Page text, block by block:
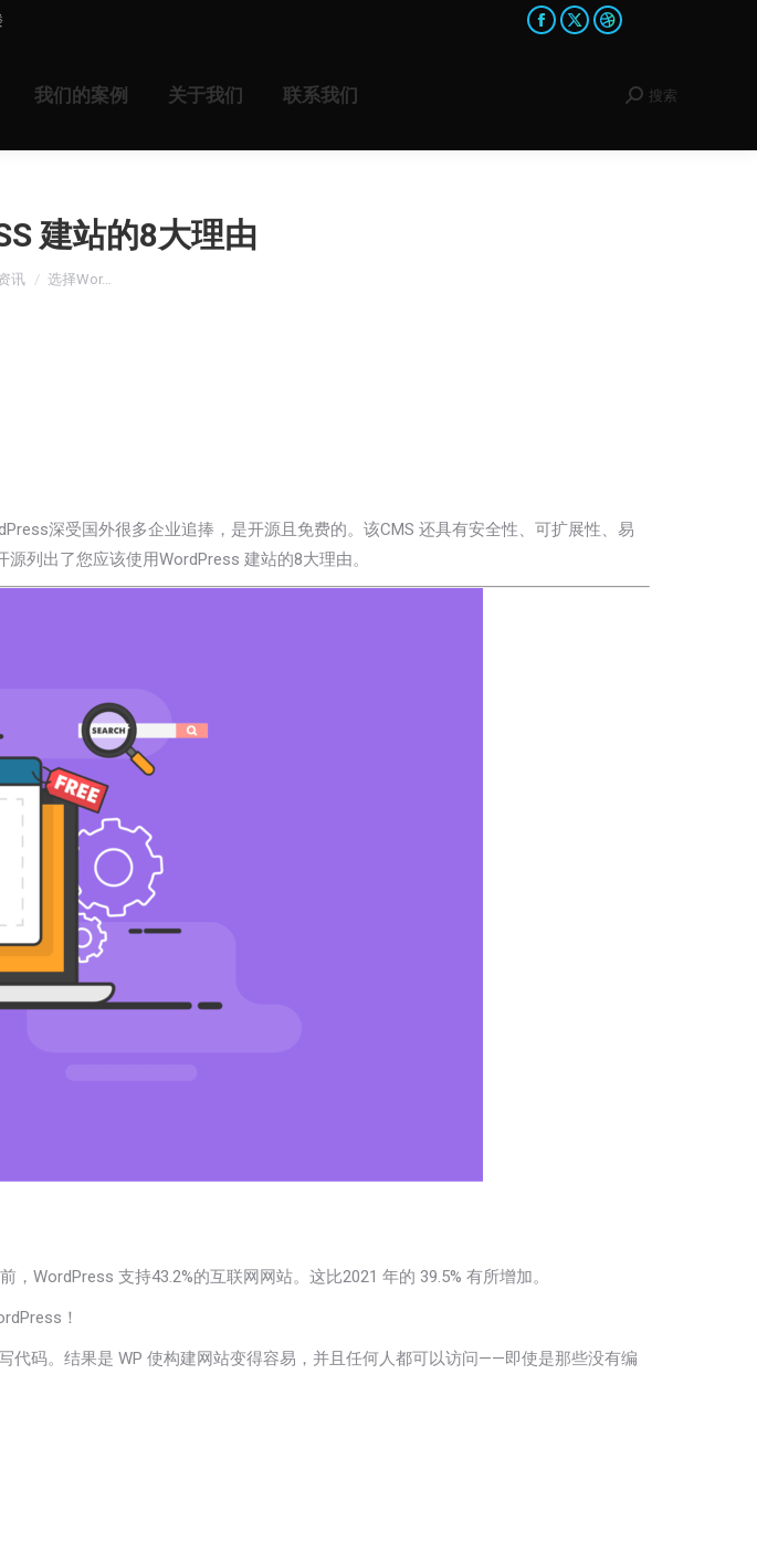
Facebook
new
X
new
Dribbble
opens
new
我们的案例 关于我们 联系我们 Search:
搜索
建站的8大理由
讯 选择Wor…
深受国外很多企业追捧，是开源且免费的。该CMS 还具有安全性、可扩展性、易
源列出了您应该使用WordPress 建站的8大理由。
，WordPress 支持43.2%的互联网网站。这比2021 年的 39.5% 有所增加。
！
代码。结果是 WP 使构建网站变得容易，并且任何人都可以访问——即使是那些没有编